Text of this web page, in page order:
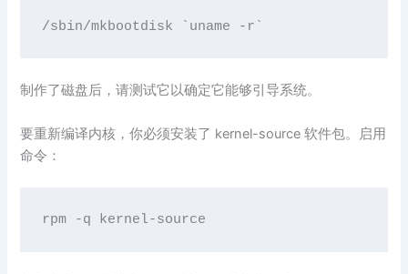
制作了磁盘后，请测试它以确定它能够引导系统。
要重新编译内核，你必须安装了 kernel-source 软件包。启用
命令：